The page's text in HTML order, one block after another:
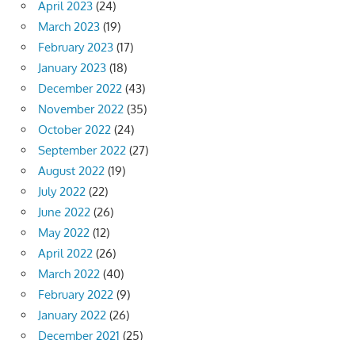
April 2023 (24)
March 2023 (19)
February 2023 (17)
January 2023 (18)
December 2022 (43)
November 2022 (35)
October 2022 (24)
September 2022 (27)
August 2022 (19)
July 2022 (22)
June 2022 (26)
May 2022 (12)
April 2022 (26)
March 2022 (40)
February 2022 (9)
January 2022 (26)
December 2021 (25)